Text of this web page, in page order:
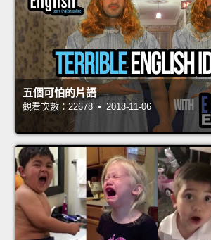
五個可怕的片語
觀看次數：22678 • 2018-11-06